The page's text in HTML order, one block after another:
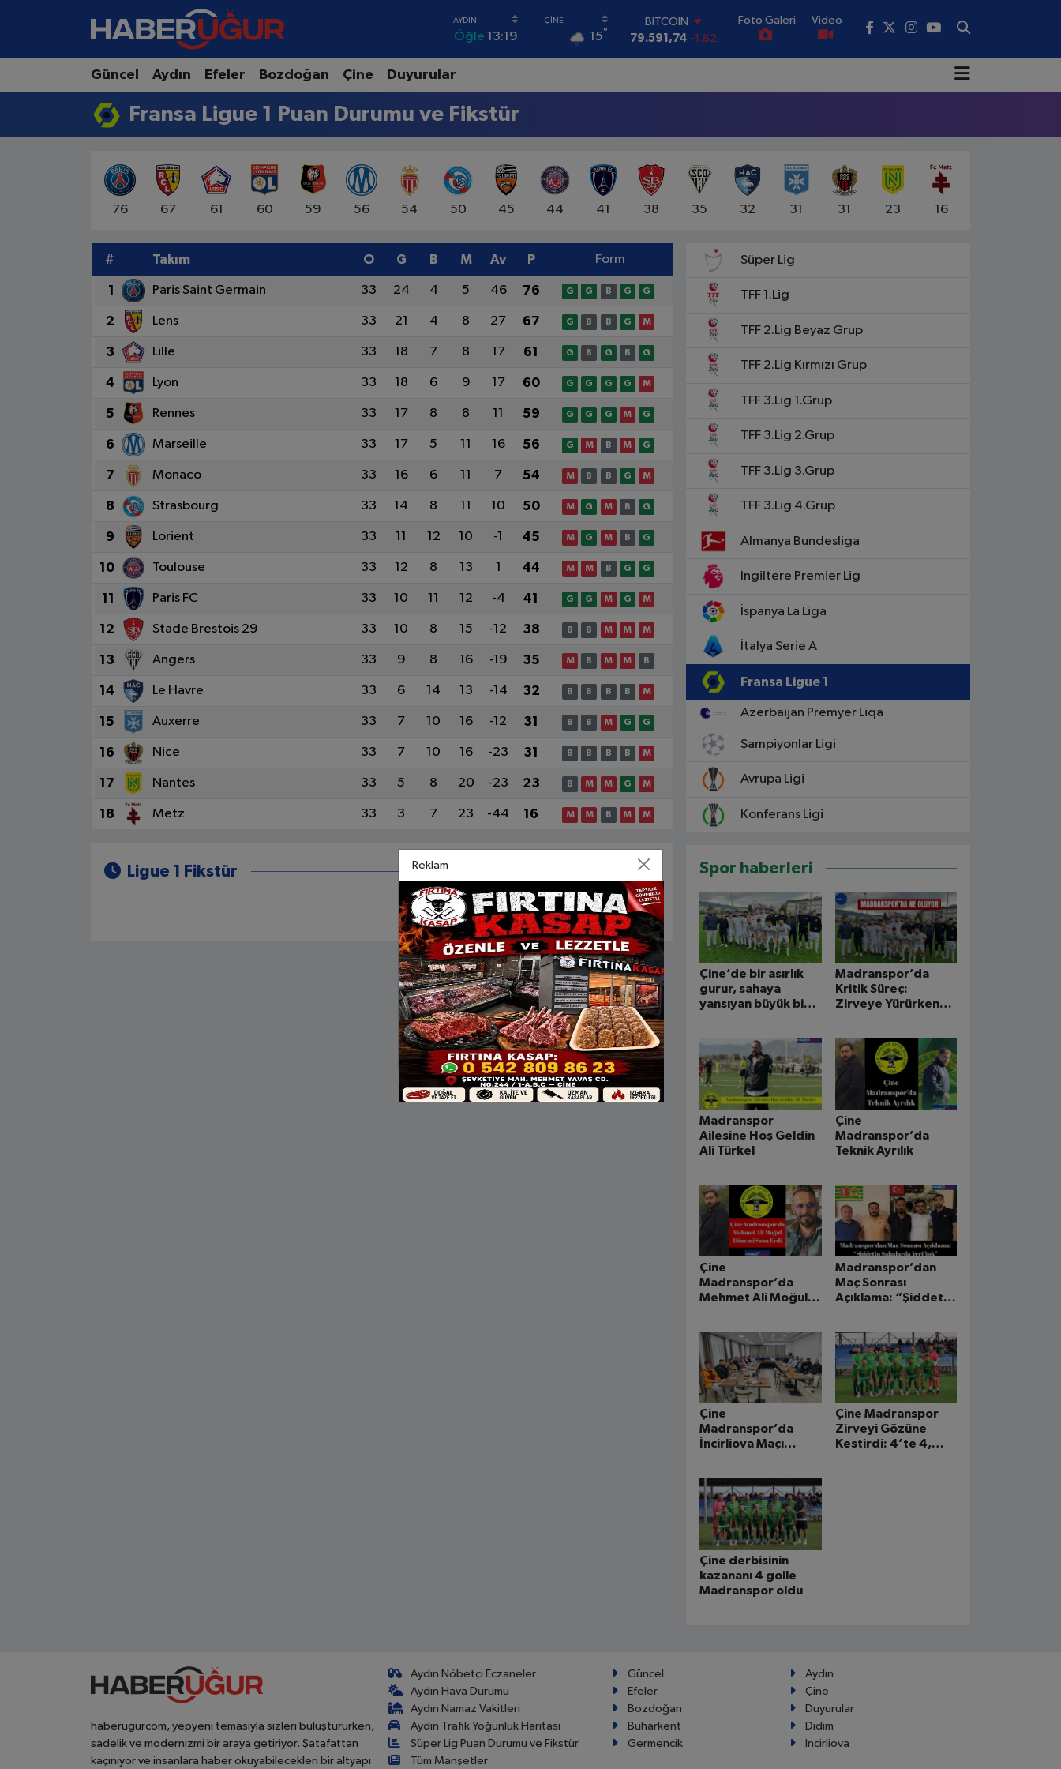
Öğle 13:19 15°
BITCOIN
79.591,74 -1.82
61,60380 0.18
6862,09000 0.19
BİST100
14.598,00 0
Foto Galeri Video
Güncel Aydın Efeler Bozdoğan Çine Duyurular
Fransa Ligue 1 Puan Durumu ve Fikstür
76 67 61 60 59 56 54 50 45 44 41 38 35 32 31 31 23 16
# Takım O G B M Av P Form
1 Paris Saint Germain 33 24 4 5 46 76 G G B G G
2 Lens 33 21 4 8 27 67 G B B G M
3 Lille 33 18 7 8 17 61 G B G B G
4 Lyon 33 18 6 9 17 60 G G G G M
5 Rennes 33 17 8 8 11 59 G G G M G
6 Marseille 33 17 5 11 16 56 G M B M G
7 Monaco 33 16 6 11 7 54 M B B G M
8 Strasbourg 33 14 8 11 10 50 M G M B G
9 Lorient 33 11 12 10 -1 45 M G M B G
10 Toulouse 33 12 8 13 1 44 M M B G G
11 Paris FC 33 10 11 12 -4 41 G G M G M
12 Stade Brestois 29 33 10 8 15 -12 38 B B M M M
13 Angers 33 9 8 16 -19 35 M B M M B
14 Le Havre 33 6 14 13 -14 32 B B B B M
15 Auxerre 33 7 10 16 -12 31 B B M G G
16 Nice 33 7 10 16 -23 31 B B B B M
17 Nantes 33 5 8 20 -23 23 B M M G M
18 Metz 33 3 7 23 -44 16 M M B M M
Ligue 1 Fikstür
Süper Lig
TFF 1.Lig
TFF 2.Lig Beyaz Grup
TFF 2.Lig Kırmızı Grup
TFF 3.Lig 1.Grup
TFF 3.Lig 2.Grup
TFF 3.Lig 3.Grup
TFF 3.Lig 4.Grup
Almanya Bundesliga
İngiltere Premier Lig
İspanya La Liga
İtalya Serie A
Fransa Ligue 1
Azerbaijan Premyer Liqa
Şampiyonlar Ligi
Avrupa Ligi
Konferans Ligi
Spor haberleri
Çine’de bir asırlık
gurur, sahaya
yansıyan büyük bir
Madranspor’da
Kritik Süreç:
Zirveye Yürürken
Madranspor
Ailesine Hoş Geldin
Ali Türkel
Çine
Madranspor’da
Teknik Ayrılık
Çine
Madranspor’da
Mehmet Ali Moğul
Madranspor’dan
Maç Sonrası
Açıklama: “Şiddetin
Çine
Madranspor’da
İncirliova Maçı
Çine Madranspor
Zirveyi Gözüne
Kestirdi: 4’te 4,
Çine derbisinin
kazananı 4 golle
Madranspor oldu
haberugurcom, yepyeni temasıyla sizleri buluştururken,
sadelik ve modernizmi bir araya getiriyor. Şatafattan
kaçınıyor ve insanlara haber okuyabilecekleri bir altyapı
Aydın Nöbetçi Eczaneler
Aydın Hava Durumu
Aydın Namaz Vakitleri
Aydın Trafik Yoğunluk Haritası
Süper Lig Puan Durumu ve Fikstür
Tüm Manşetler
Güncel
Aydın
Efeler
Çine
Bozdoğan
Duyurular
Buharkent
Didim
Germencik
İncirliova
Aydın Nöbetçi Eczaneler
Aydın Hava Durumu
Aydın Namaz Vakitleri
Aydın Trafik Yoğunluk Haritası
Tüm Manşetler
Son Dakika Haberleri
Reklam